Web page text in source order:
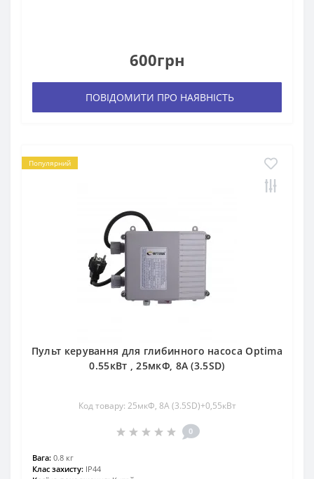
600грн
ПОВІДОМИТИ ПРО НАЯВНІСТЬ
Популярний
Пульт керування для глибинного насоса Optima
0.55кВт , 25мкФ, 8А (3.5SD)
Код товару: 25мкФ, 8А (3.5SD)+0,55кВт
0
Вага: 0.8 кг
Клас захисту: IP44